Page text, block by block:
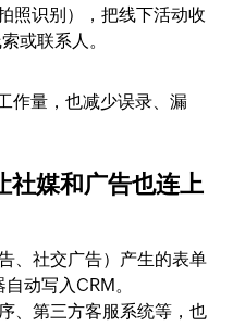
照识别），把线下活动收
或联系人。
作量，也减少误录、漏
社媒和广告也连上
、社交广告）产生的表单
动写入CRM。
、第三方客服系统等，也